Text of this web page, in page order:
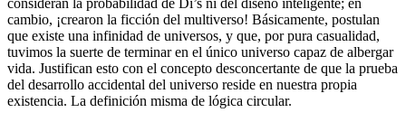
cambio, ¡crearon la ficción del multiverso! Básicamente, postulan
que existe una infinidad de universos, y que, por pura casualidad,
tuvimos la suerte de terminar en el único universo capaz de albergar
vida. Justifican esto con el concepto desconcertante de que la prueba
del desarrollo accidental del universo reside en nuestra propia
existencia. La definición misma de lógica circular.